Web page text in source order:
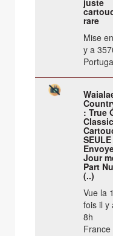
juste
rare
Mise
y a
: True
Jour
Part
(..)
Vue la
fois il y
8h
France